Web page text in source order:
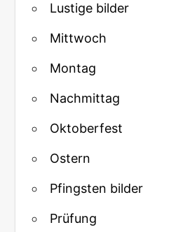
Lustige bilder
Mittwoch
Montag
Nachmittag
Oktoberfest
Ostern
Pfingsten bilder
Prüfung